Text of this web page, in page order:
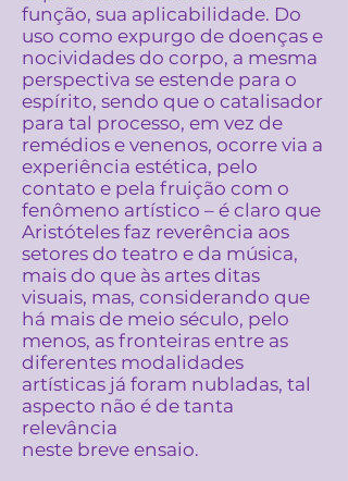
função, sua aplicabilidade. Do
uso como expurgo de doenças e
nocividades do corpo, a mesma
perspectiva se estende para o
espírito, sendo que o catalisador
para tal processo, em vez de
remédios e venenos, ocorre via a
experiência estética, pelo
contato e pela fruição com o
fenômeno artístico – é claro que
Aristóteles faz reverência aos
setores do teatro e da música,
mais do que às artes ditas
visuais, mas, considerando que
há mais de meio século, pelo
menos, as fronteiras entre as
diferentes modalidades
artísticas já foram nubladas, tal
aspecto não é de tanta
relevância
neste breve ensaio.